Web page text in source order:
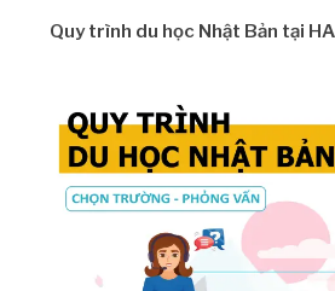
Quy trình du học Nhật Bản tại